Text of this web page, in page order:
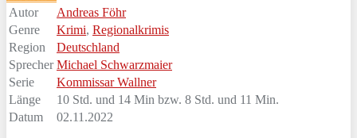
Autor
Andreas Föhr
Genre
Krimi, Regionalkrimis
Region
Deutschland
Sprecher Michael Schwarzmaier
Serie
Kommissar Wallner
Länge
10 Std. und 14 Min bzw. 8 Std. und 11 Min.
Datum
02.11.2022